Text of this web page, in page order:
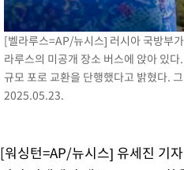
[벨라루스=AP/뉴시스] 러시아 국방부
라루스의 미공개 장소 버스에 앉아 있
규모 포로 교환을 단행했다고 밝혔다.
2025.05.23.
[워싱턴=AP/뉴시스] 유세진 기